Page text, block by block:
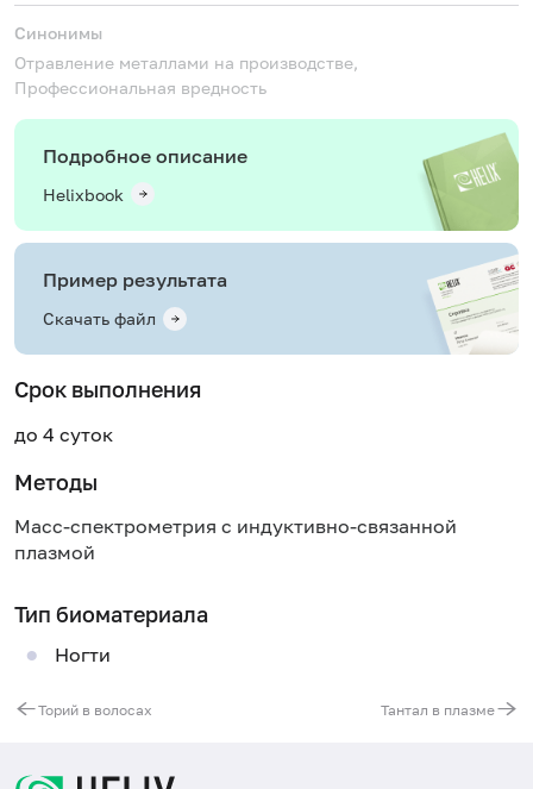
Синонимы
Отравление металлами на производстве,
Профессиональная вредность
Подробное описание
Helixbook
Пример результата
Скачать файл
Срок выполнения
до 4 суток
Методы
Масс-спектрометрия с индуктивно-связанной
плазмой
Тип биоматериала
Ногти
Торий в волосах Тантал в плазме